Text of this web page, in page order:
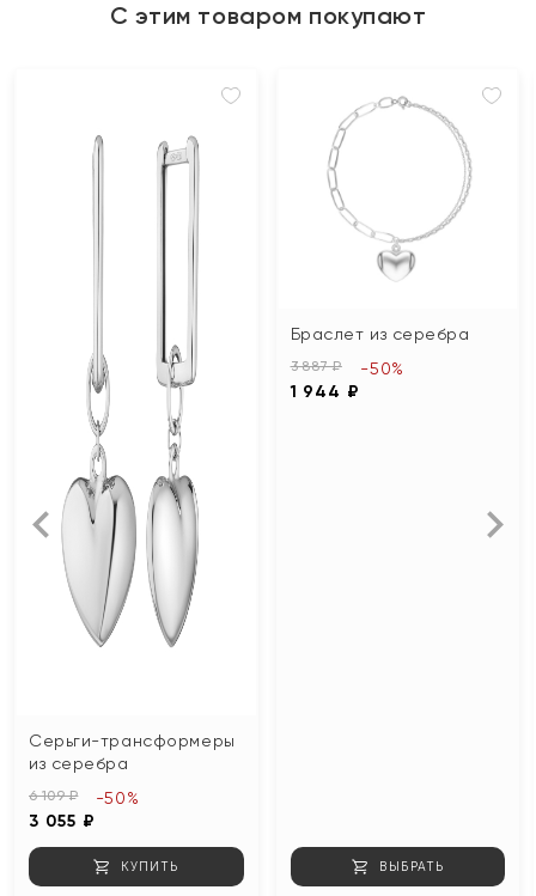
С этим товаром покупают
Серьги-трансформеры
из серебра
6 109 ₽
3 055 ₽
-50%
КУПИТЬ
Браслет из серебра
3 887 ₽
1 944 ₽
-50%
ВЫБРАТЬ